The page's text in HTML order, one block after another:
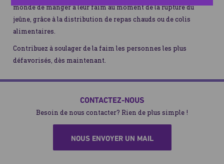
monde de manger à leur faim au moment de la rupture du
jeûne, grâce à la distribution de repas chauds ou de colis
alimentaires.
Contribuez à soulager de la faim les personnes les plus
défavorisés, dès maintenant.
CONTACTEZ-NOUS
Besoin de nous contacter? Rien de plus simple !
NOUS ENVOYER UN MAIL